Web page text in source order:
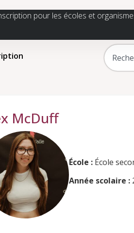
pour les écoles et
McDuff
École :École
Année scolaire :